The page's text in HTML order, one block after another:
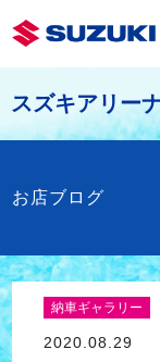
スズキアリー
お店ブログ
納車ギャラリー
2020.08.29